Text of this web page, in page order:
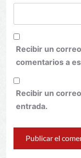
Recibir un
comentarios a
Recibir un
entrada.